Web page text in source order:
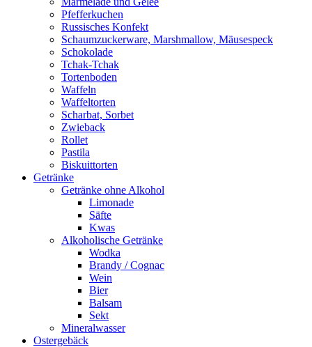
Pfefferkuchen
Russisches Konfekt
Schaumzuckerware, Marshmallow, Mäusespeck
Schokolade
Tchak-Tchak
Tortenboden
Waffeln
Waffeltorten
Scharbat, Sorbet
Zwieback
Rollet
Pastila
Biskuittorten
Getränke
Getränke ohne Alkohol
Limonade
Säfte
Kwas
Alkoholische Getränke
Wodka
Brandy / Cognac
Wein
Bier
Balsam
Sekt
Mineralwasser
Ostergebäck